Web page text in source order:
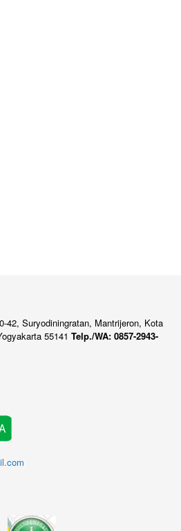
42, Suryodiningratan, Mantrijeron, Kota
55141 Telp./WA: 0857-2943-